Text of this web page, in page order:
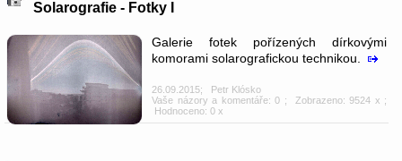
Solarografie - Fotky I
Galerie fotek pořízených dírkovými
komorami solarografickou technikou.
26.09.2015; Petr Klósko
Vaše názory a komentáře: 0 ; Zobrazeno: 9524 x ;
Hodnoceno: 0 x